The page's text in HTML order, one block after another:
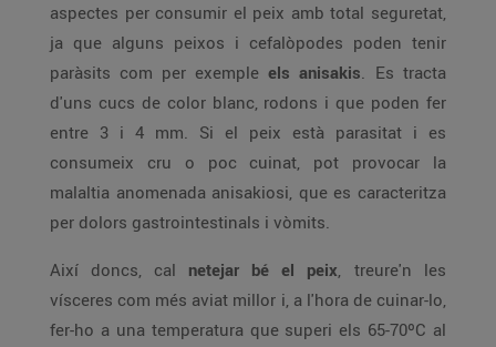
aspectes per consumir el peix amb total seguretat,
ja que alguns peixos i cefalòpodes poden tenir
paràsits com per exemple els anisakis. Es tracta
d'uns cucs de color blanc, rodons i que poden fer
entre 3 i 4 mm. Si el peix està parasitat i es
consumeix cru o poc cuinat, pot provocar la
malaltia anomenada anisakiosi, que es caracteritza
per dolors gastrointestinals i vòmits.
Així doncs, cal netejar bé el peix, treure'n les
vísceres com més aviat millor i, a l'hora de cuinar-lo,
fer-ho a una temperatura que superi els 65-70ºC al